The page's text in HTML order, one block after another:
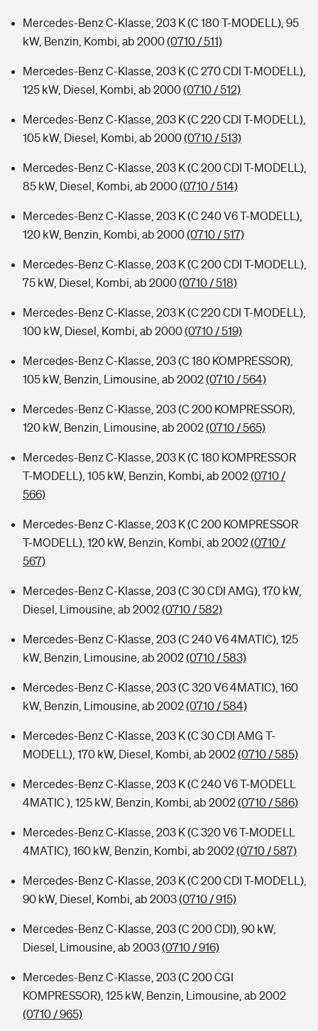
Mercedes-Benz C-Klasse, 203 K (C 180 T-MODELL), 95
kW, Benzin, Kombi, ab 2000(0710 / 511)
Mercedes-Benz C-Klasse, 203 K (C 270 CDI T-MODELL),
125 kW, Diesel, Kombi, ab 2000(0710 / 512)
Mercedes-Benz C-Klasse, 203 K (C 220 CDI T-MODELL),
105 kW, Diesel, Kombi, ab 2000(0710 / 513)
Mercedes-Benz C-Klasse, 203 K (C 200 CDI T-MODELL),
85 kW, Diesel, Kombi, ab 2000(0710 / 514)
Mercedes-Benz C-Klasse, 203 K (C 240 V6 T-MODELL),
120 kW, Benzin, Kombi, ab 2000(0710 / 517)
Mercedes-Benz C-Klasse, 203 K (C 200 CDI T-MODELL),
75 kW, Diesel, Kombi, ab 2000(0710 / 518)
Mercedes-Benz C-Klasse, 203 K (C 220 CDI T-MODELL),
100 kW, Diesel, Kombi, ab 2000(0710 / 519)
Mercedes-Benz C-Klasse, 203 (C 180 KOMPRESSOR),
105 kW, Benzin, Limousine, ab 2002(0710 / 564)
Mercedes-Benz C-Klasse, 203 (C 200 KOMPRESSOR),
120 kW, Benzin, Limousine, ab 2002(0710 / 565)
Mercedes-Benz C-Klasse, 203 K (C 180 KOMPRESSOR
T-MODELL), 105 kW, Benzin, Kombi, ab 2002(0710 /
566)
Mercedes-Benz C-Klasse, 203 K (C 200 KOMPRESSOR
T-MODELL), 120 kW, Benzin, Kombi, ab 2002(0710 /
567)
Mercedes-Benz C-Klasse, 203 (C 30 CDI AMG), 170 kW,
Diesel, Limousine, ab 2002(0710 / 582)
Mercedes-Benz C-Klasse, 203 (C 240 V6 4MATIC), 125
kW, Benzin, Limousine, ab 2002(0710 / 583)
Mercedes-Benz C-Klasse, 203 (C 320 V6 4MATIC), 160
kW, Benzin, Limousine, ab 2002(0710 / 584)
Mercedes-Benz C-Klasse, 203 K (C 30 CDI AMG T-
MODELL), 170 kW, Diesel, Kombi, ab 2002(0710 / 585)
Mercedes-Benz C-Klasse, 203 K (C 240 V6 T-MODELL
4MATIC ), 125 kW, Benzin, Kombi, ab 2002(0710 / 586)
Mercedes-Benz C-Klasse, 203 K (C 320 V6 T-MODELL
4MATIC), 160 kW, Benzin, Kombi, ab 2002(0710 / 587)
Mercedes-Benz C-Klasse, 203 K (C 200 CDI T-MODELL),
90 kW, Diesel, Kombi, ab 2003(0710 / 915)
Mercedes-Benz C-Klasse, 203 (C 200 CDI), 90 kW,
Diesel, Limousine, ab 2003(0710 / 916)
Mercedes-Benz C-Klasse, 203 (C 200 CGI
KOMPRESSOR), 125 kW, Benzin, Limousine, ab 2002
(0710 / 965)